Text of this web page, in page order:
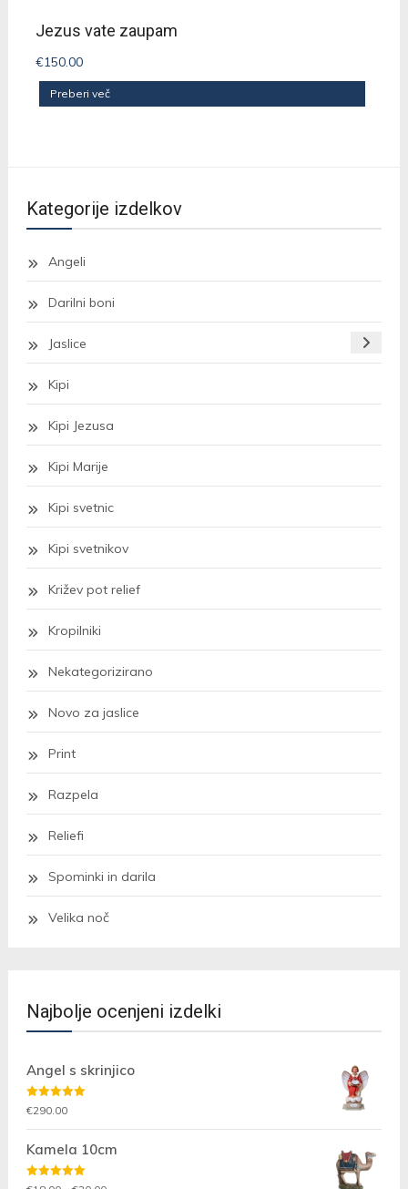
Jezus vate zaupam
€150.00
Preberi več
Kategorije izdelkov
Angeli
Darilni boni
Jaslice
Kipi
Kipi Jezusa
Kipi Marije
Kipi svetnic
Kipi svetnikov
Križev pot relief
Kropilniki
Nekategorizirano
Novo za jaslice
Print
Razpela
Reliefi
Spominki in darila
Velika noč
Najbolje ocenjeni izdelki
Angel s skrinjico
Ocenjeno
5.00 od 5
€290.00
Kamela 10cm
Ocenjeno